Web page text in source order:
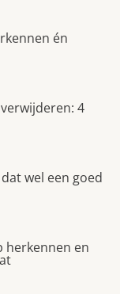
én
4
wel een goed
herkennen en